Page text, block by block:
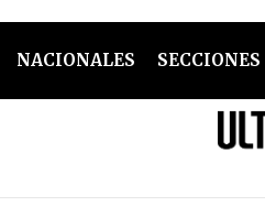
NACIONALES SECCIONES